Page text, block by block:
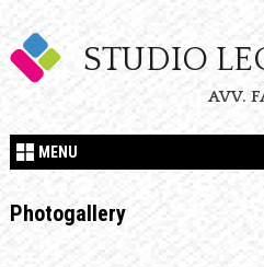
STUDIO
AVV.
MENU
Photogallery